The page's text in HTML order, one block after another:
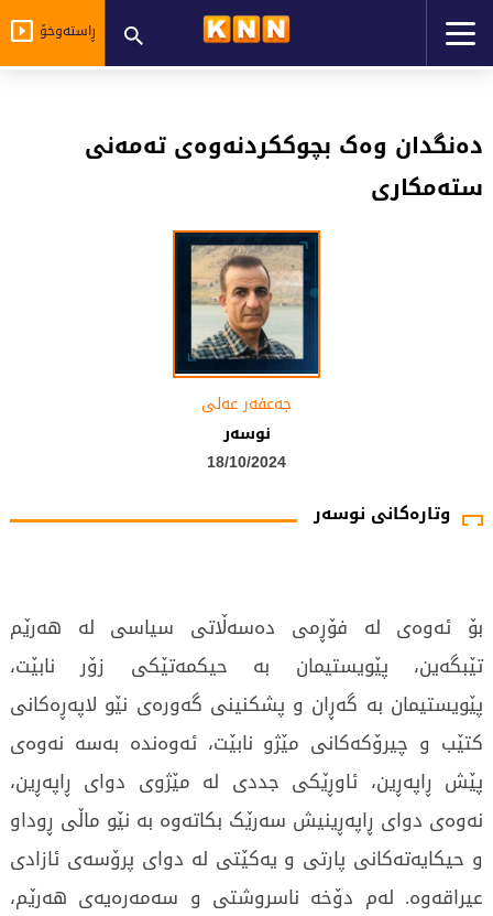
ڕاستەوخۆ
دەنگدان وەک بچوککردنەوەی تەمەنی
ستەمکاری
جەعفەر عەلى
نوسەر
18/10/2024
وتارەکانی نوسەر
بۆ ئەوەی لە فۆڕمی دەسەڵاتی سیاسی لە هەرێم
تێبگەین، پێویستیمان بە حیکمەتێکی زۆر نابێت،
پێویستیمان بە گەڕان و پشکنینی گەورەی نێو لاپەڕەکانی
کتێب و چیرۆکەکانی مێژو نابێت، ئەوەندە بەسە نەوەی
پێش ڕاپەڕین، ئاوڕێکی جددی لە مێژوی دوای ڕاپەڕین،
نەوەی دوای ڕاپەڕینیش سەرێک بکاتەوە بە نێو ماڵی ڕوداو
و حیکایەتەکانی پارتی و یەکێتی لە دوای پرۆسەی ئازادی
عیراقەوە. لەم دۆخە ناسروشتی و سەمەرەیەی هەرێم،